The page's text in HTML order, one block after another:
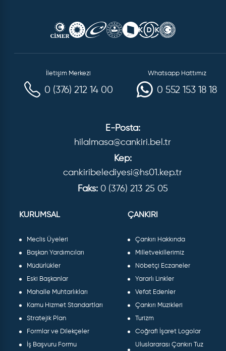
İletişim Merkezi
0 (376) 212 14 00
Whatsapp Hattımız
0 552 153 18 18
E-Posta:
hilalmasa@cankiri.bel.tr
Kep:
cankiribelediyesi@hs01.kep.tr
Faks: 0 (376) 213 25 05
KURUMSAL
Meclis Üyeleri
Başkan Yardımcıları
Müdürlükler
Eski Başkanlar
Mahalle Muhtarlıkları
Kamu Hizmet Standartları
Stratejik Plan
Formlar ve Dilekçeler
İş Başvuru Formu
ÇANKIRI
Çankırı Hakkında
Milletvekillerimiz
Nöbetçi Eczaneler
Yararlı Linkler
Vefat Edenler
Çankırı Müzikleri
Turizm
Coğrafi İşaret Logolar
Uluslararası Çankırı Tuz